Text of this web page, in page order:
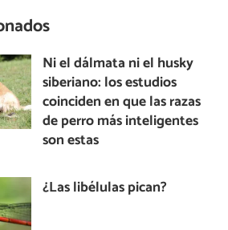
Ni el dálmata ni el husky
siberiano: los estudios
coinciden en que las razas
de perro más inteligentes
son estas
¿Las libélulas pican?